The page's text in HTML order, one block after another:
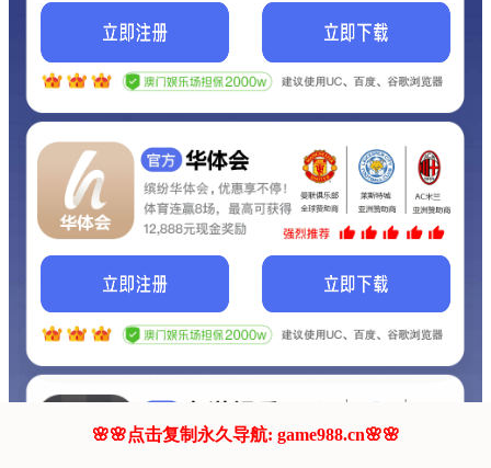
我们的网站正在建设.
它将是非常棒的网站.
联系我们!